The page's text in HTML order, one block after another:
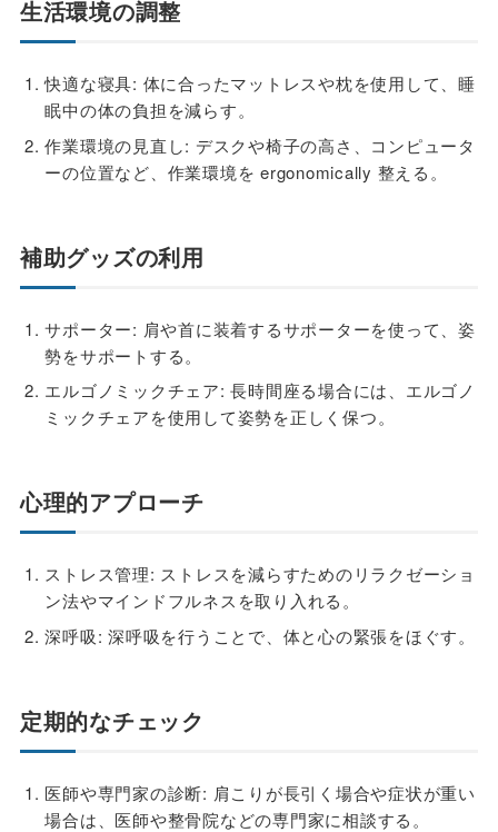
生活環境の調整
快適な寝具: 体に合ったマットレスや枕を使用して、睡
眠中の体の負担を減らす。
作業環境の見直し: デスクや椅子の高さ、コンピュータ
ーの位置など、作業環境を ergonomically 整える。
補助グッズの利用
サポーター: 肩や首に装着するサポーターを使って、姿
勢をサポートする。
エルゴノミックチェア: 長時間座る場合には、エルゴノ
ミックチェアを使用して姿勢を正しく保つ。
心理的アプローチ
ストレス管理: ストレスを減らすためのリラクゼーショ
ン法やマインドフルネスを取り入れる。
深呼吸: 深呼吸を行うことで、体と心の緊張をほぐす。
定期的なチェック
医師や専門家の診断: 肩こりが長引く場合や症状が重い
場合は、医師や整骨院などの専門家に相談する。